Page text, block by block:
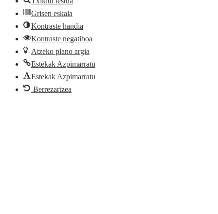
Grisen eskala
Kontraste handia
Kontraste negatiboa
Atzeko plano argia
Estekak Azpimarratu
Estekak Azpimarratu
Berrezartzea